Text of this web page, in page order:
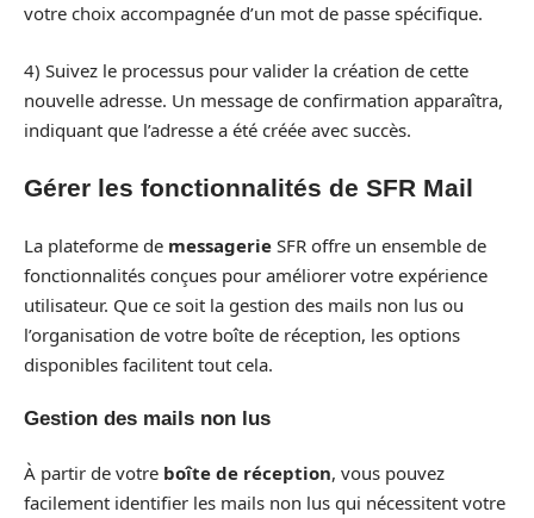
votre choix accompagnée d’un mot de passe spécifique.
4) Suivez le processus pour valider la création de cette
nouvelle adresse. Un message de confirmation apparaîtra,
indiquant que l’adresse a été créée avec succès.
Gérer les fonctionnalités de SFR Mail
La plateforme de messagerie SFR offre un ensemble de
fonctionnalités conçues pour améliorer votre expérience
utilisateur. Que ce soit la gestion des mails non lus ou
l’organisation de votre boîte de réception, les options
disponibles facilitent tout cela.
Gestion des mails non lus
À partir de votre boîte de réception, vous pouvez
facilement identifier les mails non lus qui nécessitent votre